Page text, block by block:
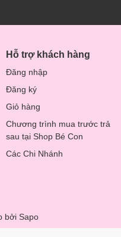
Hỗ trợ khách hàng
Đăng nhập
Đăng ký
Giỏ hàng
Chương trình mua trước trả
sau tại Shop Bé Con
Các Chi Nhánh
bởi Sapo